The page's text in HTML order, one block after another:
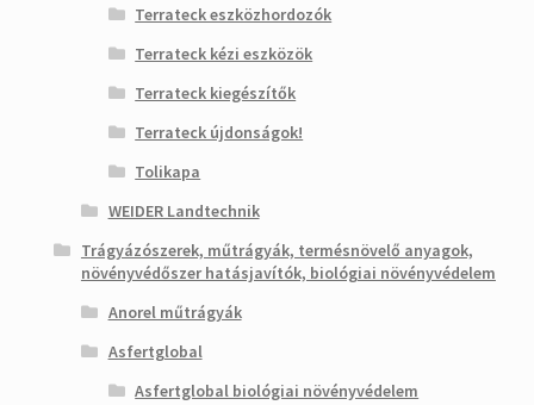
Terrateck eszközhordozók
Terrateck kézi eszközök
Terrateck kiegészítők
Terrateck újdonságok!
Tolikapa
WEIDER Landtechnik
Trágyázószerek, műtrágyák, termésnövelő anyagok,
növényvédőszer hatásjavítók, biológiai növényvédelem
Anorel műtrágyák
Asfertglobal
Asfertglobal biológiai növényvédelem